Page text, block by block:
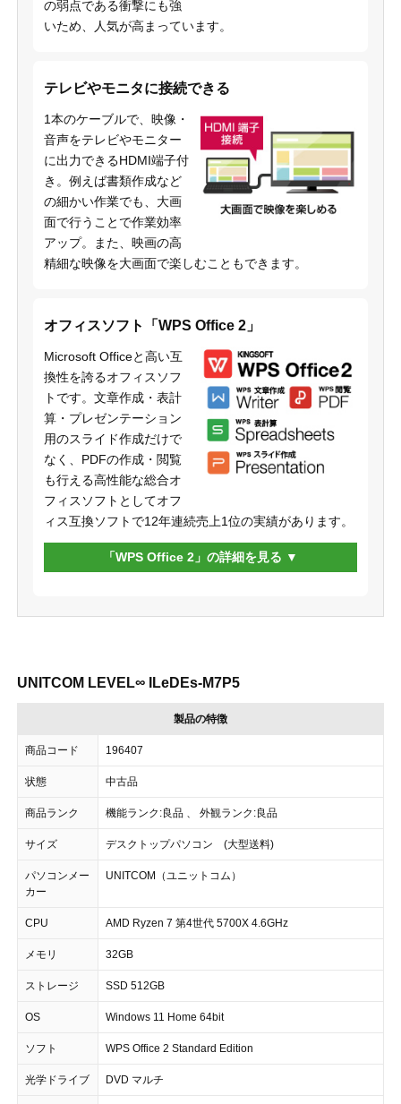
の弱点である衝撃にも強
いため、人気が高まっています。
テレビやモニタに接続できる
1本のケーブルで、映像・
音声をテレビやモニター
に出力できるHDMI端子付
き。例えば書類作成など
の細かい作業でも、大画
面で行うことで作業効率
アップ。また、映画の高
精細な映像を大画面で楽しむこともできます。
オフィスソフト「WPS Office 2」
Microsoft Officeと高い互
換性を誇るオフィスソフ
トです。文章作成・表計
算・プレゼンテーション
用のスライド作成だけで
なく、PDFの作成・閲覧
も行える高性能な総合オ
フィスソフトとしてオフ
ィス互換ソフトで12年連続売上1位の実績があります。
「WPS Office 2」の詳細を見る
UNITCOM LEVEL∞ ILeDEs-M7P5
製品の特徴
商品コード 196407
状態 中古品
商品ランク 機能ランク:良品 、 外観ランク:良品
サイズ デスクトップパソコン (大型送料)
パソコンメー
カー
UNITCOM（ユニットコム）
CPU AMD Ryzen 7 第4世代 5700X 4.6GHz
メモリ 32GB
ストレージ SSD 512GB
OS Windows 11 Home 64bit
ソフト WPS Office 2 Standard Edition
光学ドライブ DVD マルチ